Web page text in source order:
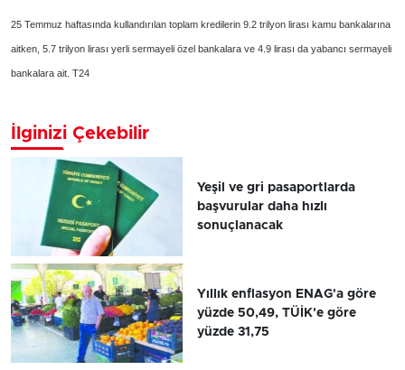
25 Temmuz haftasında kullandırılan toplam kredilerin 9.2 trilyon lirası kamu bankalarına
aitken, 5.7 trilyon lirası yerli sermayeli özel bankalara ve 4.9 lirası da yabancı sermayeli
bankalara ait. T24
İlginizi Çekebilir
Yeşil ve gri pasaportlarda
başvurular daha hızlı
sonuçlanacak
Yıllık enflasyon ENAG'a göre
yüzde 50,49, TÜİK'e göre
yüzde 31,75